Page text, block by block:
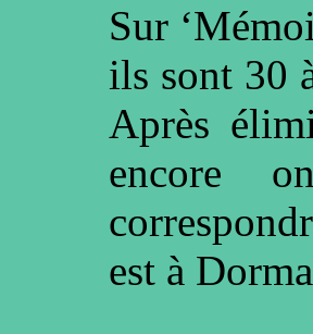
Sur
ils sont 30
Après
encore
est à